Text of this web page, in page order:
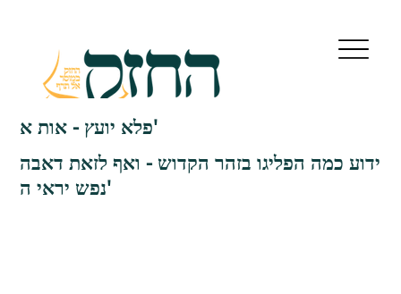
פלא יועץ - אות א'
ידוע כמה הפליגו בזהר הקדוש - ואף לזאת דאבה
נפש יראי ה'